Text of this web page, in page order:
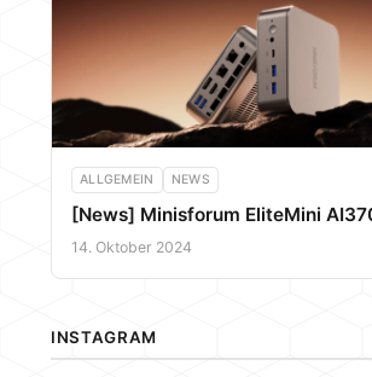
ALLGEMEIN NEWS
[News] Minisforum EliteMini
14. Oktober 2024
INSTAGRAM